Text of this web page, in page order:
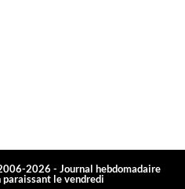
2026 - Journal hebdomadaire
le vendredi